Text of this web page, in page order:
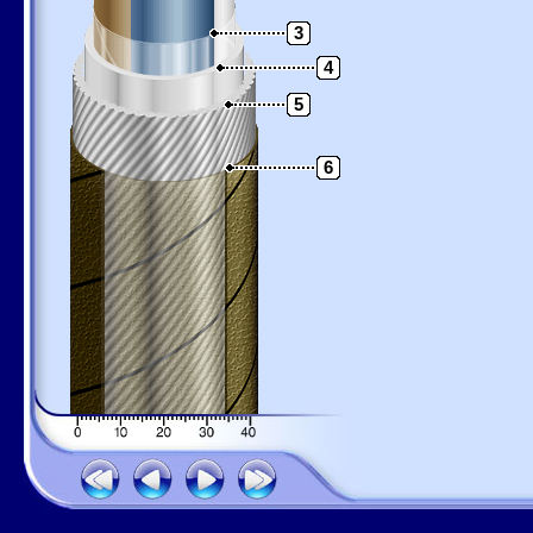
3
4
5
6